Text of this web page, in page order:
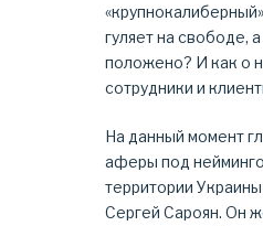
гуляет на свободе,
положено? И как о
сотрудники и
На данный момент
аферы под
территории
Сергей Сароян. Он